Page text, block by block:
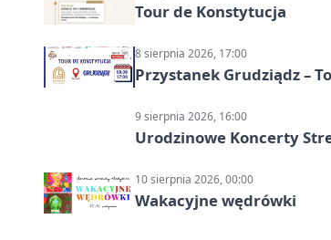
Tour de Konstytucja
8 sierpnia 2026, 17:00
Przystanek Grudziądz –
9 sierpnia 2026, 16:00
Urodzinowe Koncerty
10 sierpnia 2026, 00:00
Wakacyjne wędrówki